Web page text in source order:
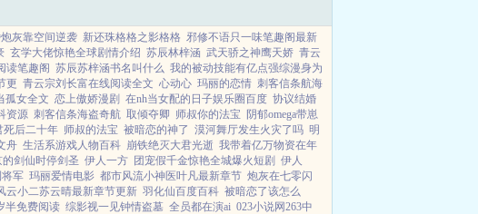
灰靠空间逆袭 新还珠格格之影格格 邪修不语只一味笔趣阁最新
玄学大佬惊艳全球剧情介绍 苏辰林梓涵 武天骄之神鹰天娇 青云
读笔趣阁 苏辰苏梓涵书名叫什么 我的被动技能有亿点强综漫身为
更 青云宗刘长富在线阅读全文 心动心 玛丽的恋情 刺客信条航海
孤女全文 恋上傲娇漫剧 在nh当女配的日子娱乐圈百度 协议结婚
资源 刺客信条海盗奇航 取倾夺卿 师叔你的法宝
阴郁omega带崽
死后二十年 师叔的法宝 被暗恋的神了 漠河舞厅发生火灾了吗 明
舟 生活系游戏人物百科 崩铁绝灭大君光逝 我带着亿万物资在年
剑仙时停剑圣 伊人一方 团宠假千金惊艳全城爆火短剧 伊人
将军 玛丽爱情电影 都市风流小神医叶凡最新章节 炮灰在七零闪
云小二苏云晴最新章节更新 羽化仙百度百科 被暗恋了该怎么
半免费阅读 综影视一见钟情盗墓 全员都在演ai 023小说网263中